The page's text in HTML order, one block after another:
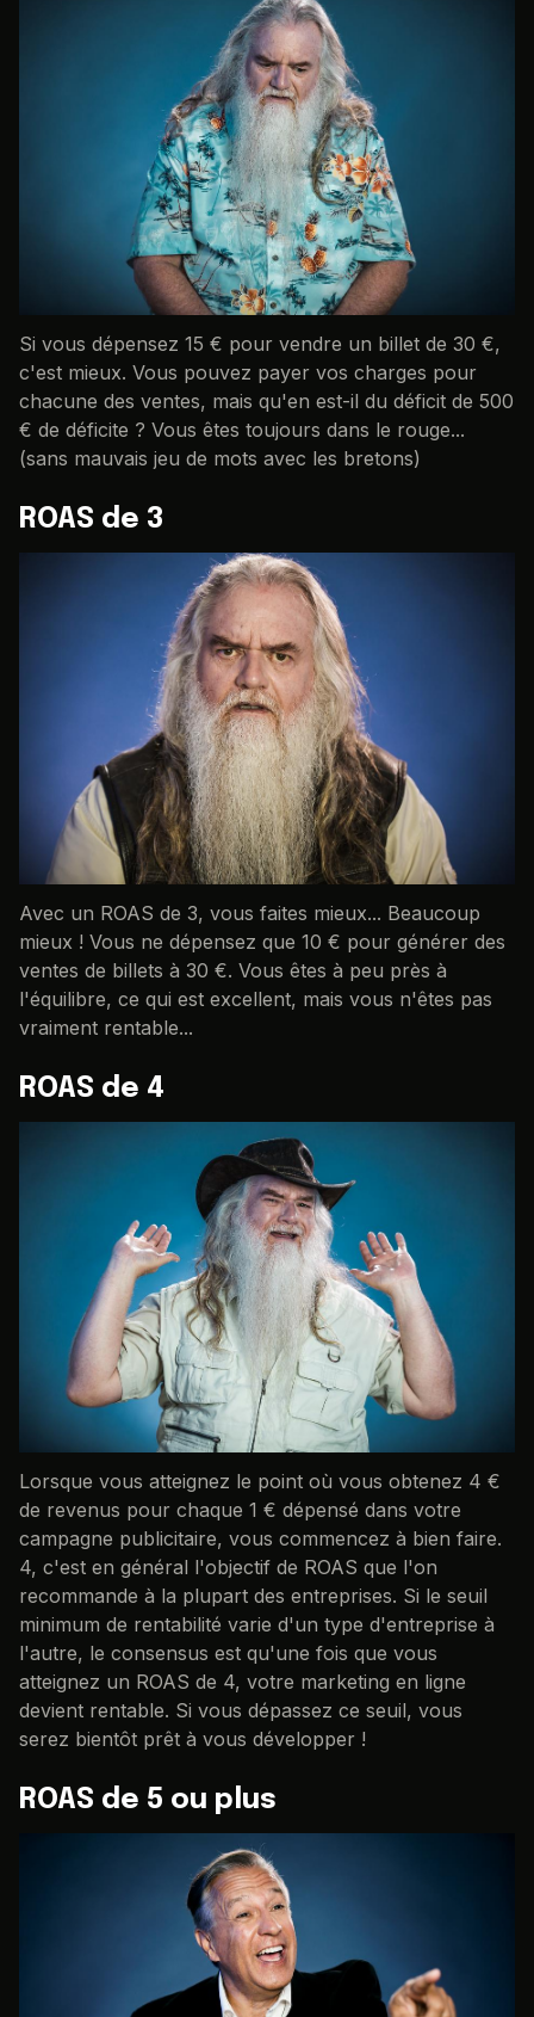
Si vous dépensez 15 € pour vendre un billet de 30 €,
c'est mieux. Vous pouvez payer vos charges pour
chacune des ventes, mais qu'en est-il du déficit de 500
€ de déficite ? Vous êtes toujours dans le rouge...
(sans mauvais jeu de mots avec les bretons)
ROAS de 3
Avec un ROAS de 3, vous faites mieux... Beaucoup
mieux ! Vous ne dépensez que 10 € pour générer des
ventes de billets à 30 €. Vous êtes à peu près à
l'équilibre, ce qui est excellent, mais vous n'êtes pas
vraiment rentable...
ROAS de 4
Lorsque vous atteignez le point où vous obtenez 4 €
de revenus pour chaque 1 € dépensé dans votre
campagne publicitaire, vous commencez à bien faire.
4, c'est en général l'objectif de ROAS que l'on
recommande à la plupart des entreprises. Si le seuil
minimum de rentabilité varie d'un type d'entreprise à
l'autre, le consensus est qu'une fois que vous
atteignez un ROAS de 4, votre marketing en ligne
devient rentable. Si vous dépassez ce seuil, vous
serez bientôt prêt à vous développer !
ROAS de 5 ou plus